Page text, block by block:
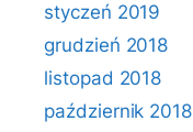
styczeń 2019
grudzień 2018
listopad 2018
październik 2018